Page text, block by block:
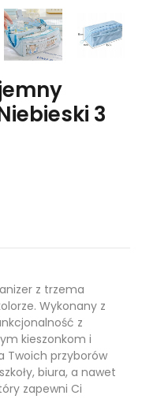
3
z trzema
Wykonany z
z
kieszonkom i
Twoich przyborów
biura, a nawet
zapewni Ci